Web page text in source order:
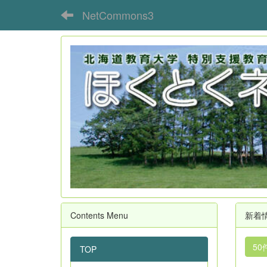
NetCommons3
新着
50
Contents Menu
TOP